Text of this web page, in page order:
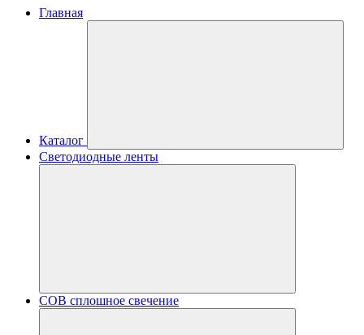
Главная
Каталог
Светодиодные ленты
COB сплошное свечение